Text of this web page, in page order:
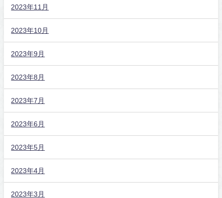
2023年11月
2023年10月
2023年9月
2023年8月
2023年7月
2023年6月
2023年5月
2023年4月
2023年3月